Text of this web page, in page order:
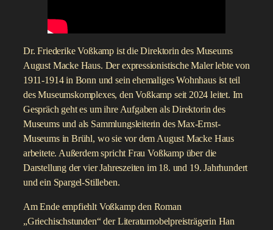
Dr. Friederike Voßkamp ist die Direktorin des Museums
August Macke Haus. Der expressionistische Maler lebte von
1911-1914 in Bonn und sein ehemaliges Wohnhaus ist teil
des Museumskomplexes, den Voßkamp seit 2024 leitet. Im
Gespräch geht es um ihre Aufgaben als Direktorin des
Museums und als Sammlungsleiterin des Max-Ernst-
Museums in Brühl, wo sie vor dem August Macke Haus
arbeitete. Außerdem spricht Frau Voßkamp über die
Darstellung der vier Jahreszeiten im 18. und 19. Jahrhundert
und ein Spargel-Stilleben.
Am Ende empfiehlt Voßkamp den Roman
„Griechischstunden“ der Literaturnobelpreisträgerin Han